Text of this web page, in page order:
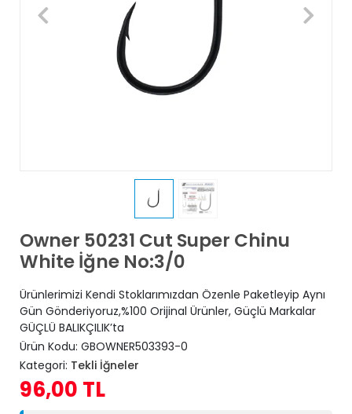
Owner 50231 Cut Super Chinu
White İğne No:3/0
Ürünlerimizi Kendi Stoklarımızdan Özenle Paketleyip Aynı
Gün Gönderiyoruz,%100 Orijinal Ürünler, Güçlü Markalar
GÜÇLÜ BALIKÇILIK’ta
Ürün Kodu: GBOWNER503393-0
Kategori: Tekli İğneler
96,00 TL